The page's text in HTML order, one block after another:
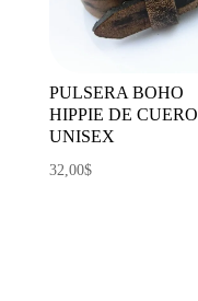
PULSERA BOHO
HIPPIE DE CUERO
UNISEX
32,00$